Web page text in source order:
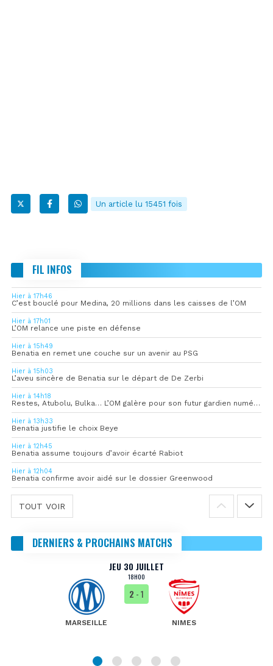
Un article lu 15451 fois
FIL INFOS
Hier à 17h46
C’est bouclé pour Medina, 20 millions dans les caisses de l’OM
Hier à 17h01
L’OM relance une piste en défense
Hier à 15h49
Benatia en remet une couche sur un avenir au PSG
Hier à 15h03
L’aveu sincère de Benatia sur le départ de De Zerbi
Hier à 14h18
Restes, Atubolu, Bulka… L’OM galère pour son futur gardien numéro 1
Hier à 13h33
Benatia justifie le choix Beye
Hier à 12h45
Benatia assume toujours d’avoir écarté Rabiot
Hier à 12h04
Benatia confirme avoir aidé sur le dossier Greenwood
TOUT VOIR
DERNIERS & PROCHAINS MATCHS
JEU 30 JUILLET
18H00
MARSEILLE
2 - 1
NIMES